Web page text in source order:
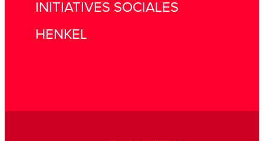
INITIATIVES SOCIALES
HENKEL